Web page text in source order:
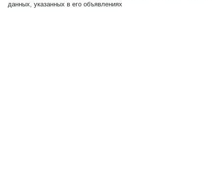
данных, указанных в его объявлениях